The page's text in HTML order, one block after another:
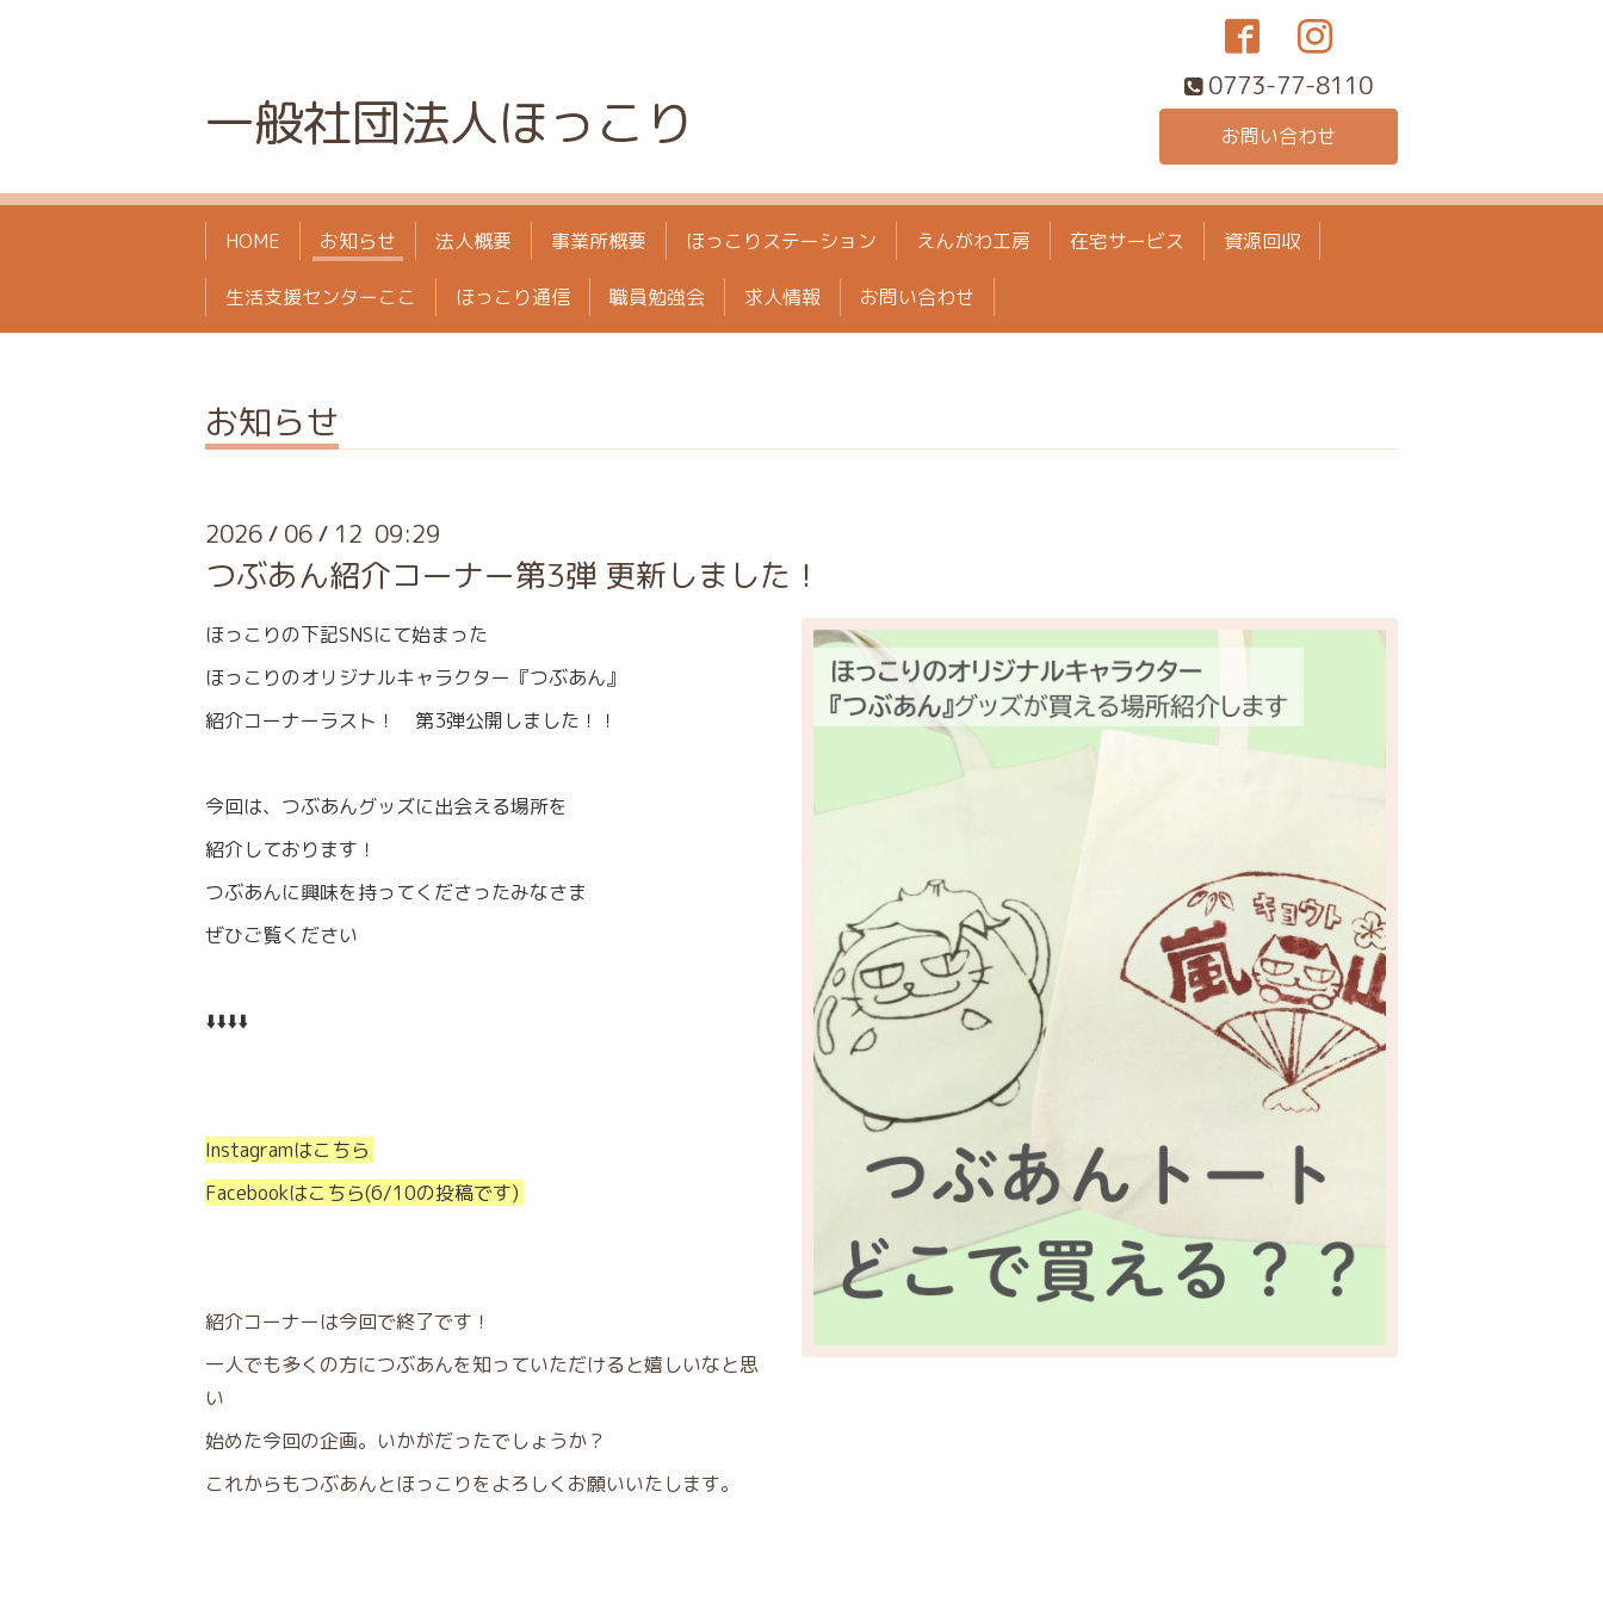
一般社団法人ほっこり
0773-77-8110
お問い合わせ
HOME お知らせ 法人概要 事業所概要 ほっこりステーション えんがわ工房 在宅サービス 資源回収
生活支援センターここ ほっこり通信 職員勉強会 求人情報 お問い合わせ
お知らせ
2026 / 06 / 12 09:29
つぶあん紹介コーナー第3弾 更新しました！
ほっこりの下記SNSにて始まった
ほっこりのオリジナルキャラクター『つぶあん』
紹介コーナーラスト！ 第3弾公開しました！！
今回は、つぶあんグッズに出会える場所を
紹介しております！
つぶあんに興味を持ってくださったみなさま
ぜひご覧ください
⬇️⬇️⬇️⬇️
Instagramはこちら
Facebookはこちら(6/10の投稿です)
紹介コーナーは今回で終了です！
一人でも多くの方につぶあんを知っていただけると嬉しいなと思
い
始めた今回の企画。いかがだったでしょうか？
これからもつぶあんとほっこりをよろしくお願いいたします。